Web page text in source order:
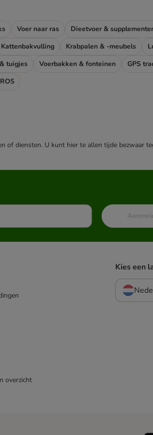
Voer naar ras Dieetvoer &
Kattenbakvulling Krabpalen & -meubels
tuigjes Voerbakken & fonteinen
GPS
diensten. U kunt hier te allen tijde bezwaar
overzicht
Kies een